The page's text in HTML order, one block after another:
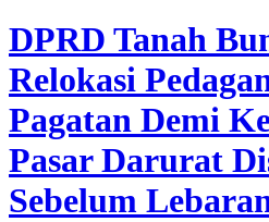
DPRD Tanah
Relokasi
Pagatan Demi
Pasar Darurat
Sebelum